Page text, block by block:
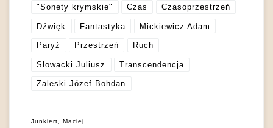
"Sonety krymskie" Czas Czasoprzestrzeń
Dźwięk Fantastyka Mickiewicz Adam
Paryż Przestrzeń Ruch
Słowacki Juliusz Transcendencja
Zaleski Józef Bohdan
Junkiert, Maciej